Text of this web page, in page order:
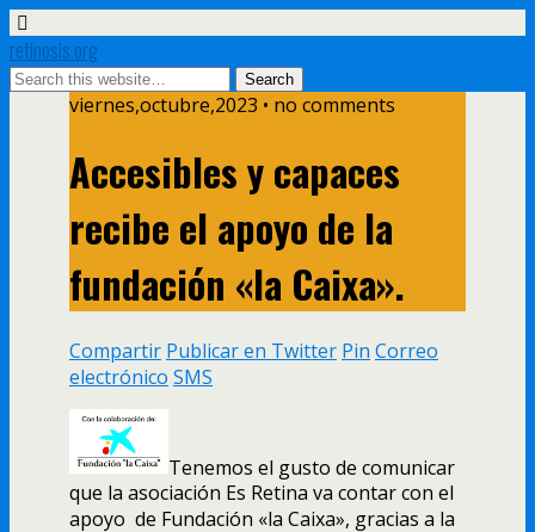
retinosis.org
viernes,octubre,2023 • no comments
Accesibles y capaces
recibe el apoyo de la
fundación «la Caixa».
Compartir Publicar en Twitter Pin Correo
electrónico SMS
Tenemos el gusto de comunicar
que la asociación Es Retina va contar con el
apoyo de Fundación «la Caixa», gracias a la